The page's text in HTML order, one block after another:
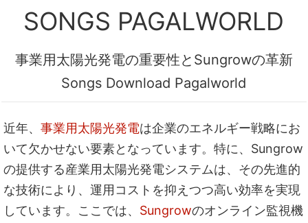
SONGS PAGALWORLD
事業用太陽光発電の重要性とSungrowの革新
Songs Download Pagalworld
近年、事業用太陽光発電は企業のエネルギー戦略にお
いて欠かせない要素となっています。特に、Sungrow
の提供する産業用太陽光発電システムは、その先進的
な技術により、運用コストを抑えつつ高い効率を実現
しています。ここでは、 Sungrowのオンライン監視機